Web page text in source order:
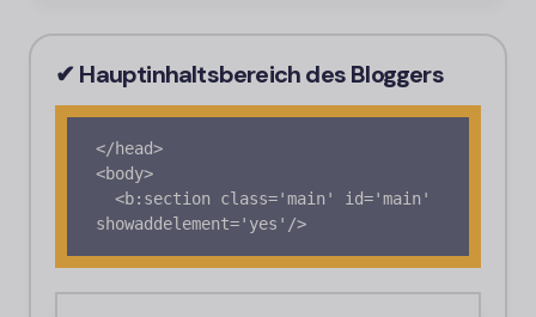
✔ Hauptinhaltsbereich des Bloggers
</head>
<body>
showaddelement='yes'/>